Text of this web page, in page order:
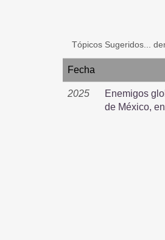
Tópicos Sugeridos...
Fecha
2025
Enemigos
de México,